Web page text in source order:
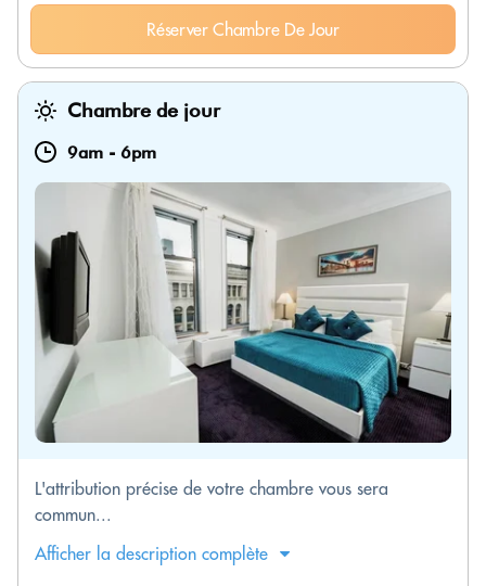
Réserver Chambre De Jour
Chambre de jour
9am - 6pm
L'attribution précise de votre chambre vous sera
commun...
Afficher la description complète